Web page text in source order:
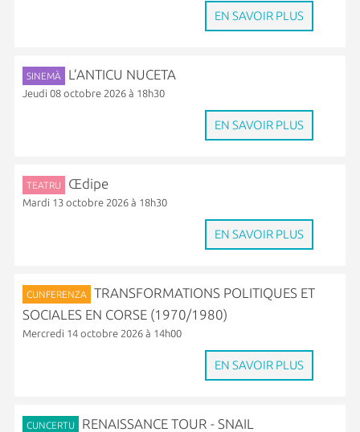
EN SAVOIR PLUS
SINEMÀ L’ANTICU NUCETA
Jeudi 08 octobre 2026 à 18h30
EN SAVOIR PLUS
TEATRU Œdipe
Mardi 13 octobre 2026 à 18h30
EN SAVOIR PLUS
CUNFERENZA
TRANSFORMATIONS POLITIQUES ET
SOCIALES EN CORSE (1970/1980)
Mercredi 14 octobre 2026 à 14h00
EN SAVOIR PLUS
CUNCERTU RENAISSANCE TOUR - SNAIL